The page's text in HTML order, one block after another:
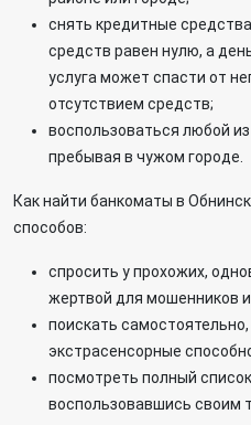
снять кредитные
средств равен нулю, а
услуга может спасти от
отсутствием средств;
воспользоваться любой
пребывая в чужом городе.
Как найти банкоматы в
способов:
спросить у прохожих,
жертвой для мошенников и
поискать
экстрасенсорные
посмотреть полный
воспользовавшись своим